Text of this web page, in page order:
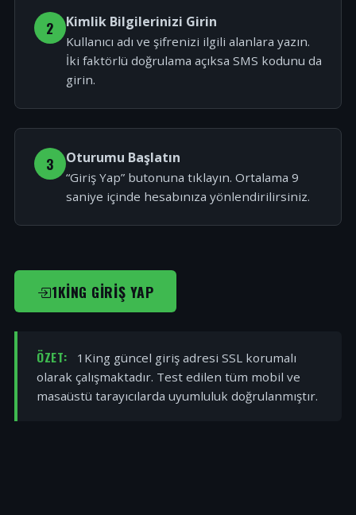
2 Kimlik Bilgilerinizi Girin
Kullanıcı adı ve şifrenizi ilgili alanlara yazın.
İki faktörlü doğrulama açıksa SMS kodunu da
girin.
3 Oturumu Başlatın
“Giriş Yap” butonuna tıklayın. Ortalama 9
saniye içinde hesabınıza yönlendirilirsiniz.
1KING GIRIŞ YAP
ÖZET:
1King güncel giriş adresi SSL korumalı
olarak çalışmaktadır. Test edilen tüm mobil ve
masaüstü tarayıcılarda uyumluluk doğrulanmıştır.